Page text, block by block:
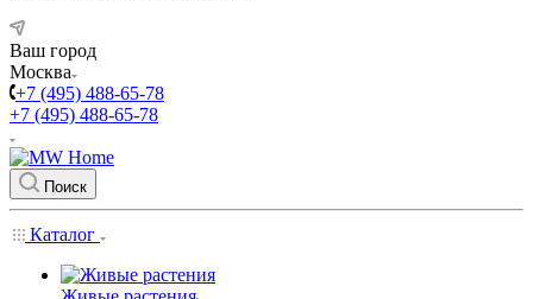
Ваш город
Москва
+7 (495) 488-65-78
+7 (495) 488-65-78
Поиск
Каталог